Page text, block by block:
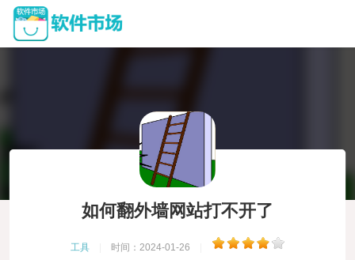
如何翻外墙网站打不开了
工具 时间：2024-01-26